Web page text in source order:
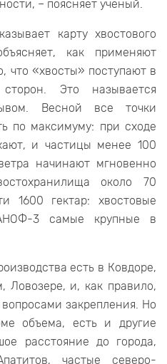
– поясняет ученый.
карту хвостового
как применяют
что «хвосты» поступают в
Это называется
Весной все точки
по максимуму: при сходе
и частицы менее 100
начинают мгновенно
около 70
1600 гектар: хвостовые
3 самые крупные в
есть в Ковдоре,
Ловозере, и, как правило,
закрепления. Но
объема, есть и другие
расстояние до города,
частые северо-